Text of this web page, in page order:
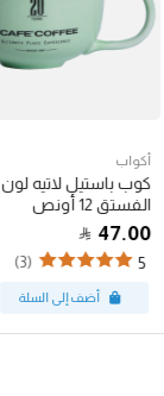
أكواب
كوب باستيل لاتيه لون
الفستق 12 أونص
47.00
5
(3)